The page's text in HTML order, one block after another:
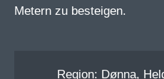
Metern zu besteigen.
Region: Dønna,